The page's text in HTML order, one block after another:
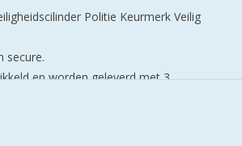
Politie Keurmerk Veilig
secure.
en worden geleverd met 3